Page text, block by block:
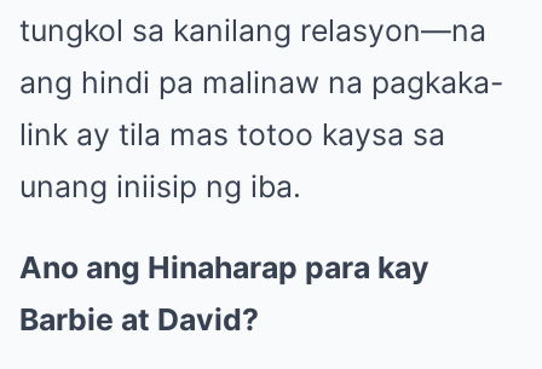
tungkol sa kanilang relasyon—na
ang hindi pa malinaw na pagkaka-
link ay tila mas totoo kaysa sa
unang iniisip ng iba.
Ano ang Hinaharap para kay
Barbie at David?